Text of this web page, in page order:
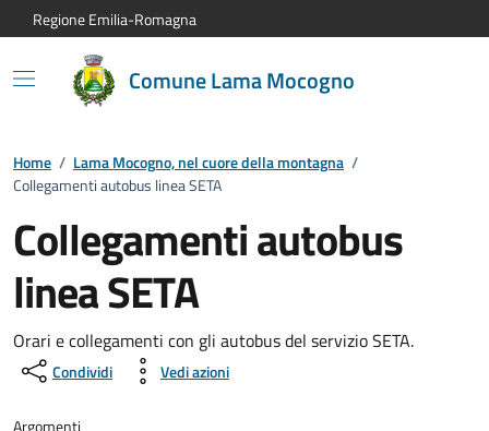
Vai al contenuto principale
Vai alla navigazione del sito
Vai al piede di pagina
Regione Emilia-Romagna
Comune Lama Mocogno
Home / Lama Mocogno, nel cuore della montagna /
Collegamenti autobus linea SETA
Collegamenti autobus
linea SETA
Orari e collegamenti con gli autobus del servizio SETA.
Condividi Vedi azioni
Argomenti